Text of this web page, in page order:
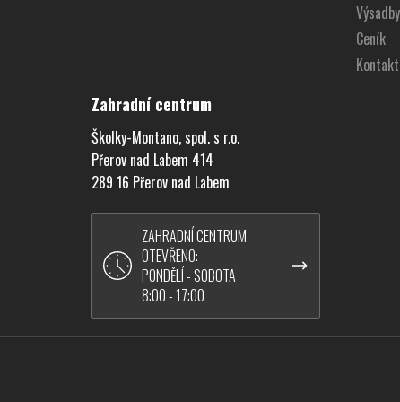
Výsadby
Ceník
Kontakt
Zahradní centrum
Školky-Montano, spol. s r.o.
Přerov nad Labem 414
289 16 Přerov nad Labem
ZAHRADNÍ CENTRUM
OTEVŘENO:
PONDĚLÍ - SOBOTA
8:00 - 17:00